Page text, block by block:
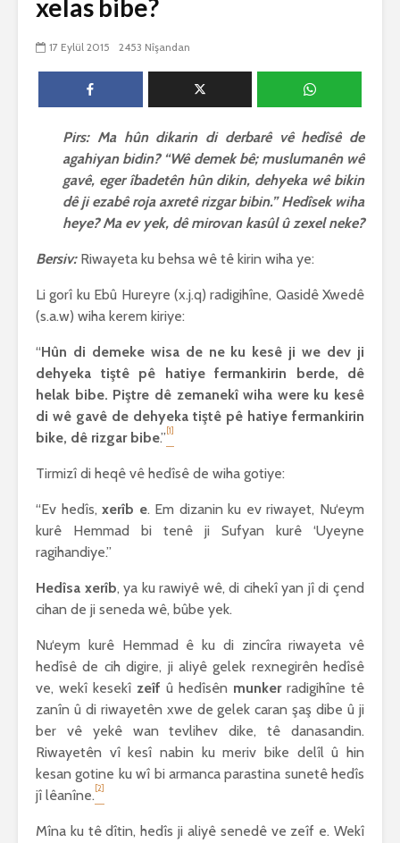
xelas bibe?
17 Eylül 2015 2453 Nîşandan
Pirs: Ma hûn dikarin di derbarê vê hedîsê de
agahiyan bidin? “Wê demek bê; muslumanên wê
gavê, eger îbadetên hûn dikin, dehyeka wê bikin
dê ji ezabê roja axretê rizgar bibin.” Hedîsek wiha
heye? Ma ev yek, dê mirovan kasûl û zexel neke?
Bersiv: Riwayeta ku behsa wê tê kirin wiha ye:
Li gorî ku Ebû Hureyre (x.j.q) radigihîne, Qasidê Xwedê
(s.a.w) wiha kerem kiriye:
“Hûn di demeke wisa de ne ku kesê ji we dev ji
dehyeka tiştê pê hatiye fermankirin berde, dê
helak bibe. Piştre dê zemanekî wiha were ku kesê
di wê gavê de dehyeka tiştê pê hatiye fermankirin
bike, dê rizgar bibe.” [1]
Tirmizî di heqê vê hedîsê de wiha gotiye:
“Ev hedîs,xerîb e. Em dizanin ku ev riwayet, Nu‘eym
kurê Hemmad bi tenê ji Sufyan kurê ‘Uyeyne
ragihandiye.”
Hedîsa xerîb, ya ku rawiyê wê, di cihekî yan jî di çend
cihan de ji seneda wê, bûbe yek.
Nu‘eym kurê Hemmad ê ku di zincîra riwayeta vê
hedîsê de cih digire, ji aliyê gelek rexnegirên hedîsê
ve, wekî kesekî zeîf û hedîsên munkerradigihîne tê
zanîn û di riwayetên xwe de gelek caran şaş dibe û ji
ber vê yekê wan tevlihev dike, tê danasandin.
Riwayetên vî kesî nabin ku meriv bike delîl û hin
kesan gotine ku wî bi armanca parastina sunetê hedîs
jî lêanîne. [2]
Mîna ku tê dîtin, hedîs ji aliyê senedê ve zeîf e. Wekî
2545 Nîşandan
Him kişandina
cigareyê him jî
xwarinên birûn ji bo
tendirustiya
Gelo hukmê li ser
her duyan wek hev
e?
27 Ekim 2021
3068 Nîşandan
teqez
bike û
çêbike?
3 Kasım
3031